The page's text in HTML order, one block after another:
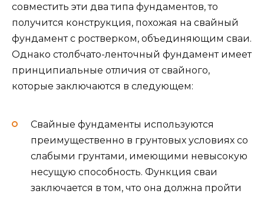
совместить эти два типа фундаментов, то
получится конструкция, похожая на свайный
фундамент с ростверком, объединяющим сваи.
Однако столбчато-ленточный фундамент имеет
принципиальные отличия от свайного,
которые заключаются в следующем:
Cвайные фундаменты используются
преимущественно в грунтовых условиях со
слабыми грунтами, имеющими невысокую
несущую способность. Функция сваи
заключается в том, что она должна пройти